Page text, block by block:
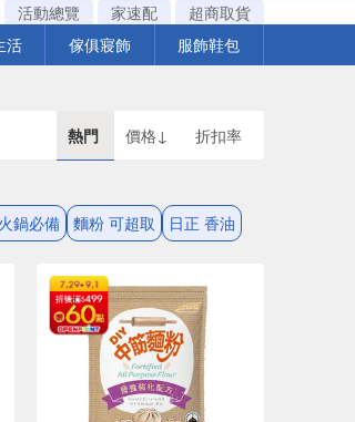
活動總覽 家速配
超商取貨
活 傢俱寢飾 服飾鞋包
熱門 價格↓ 折扣率
鍋必備 麵粉 可超取 日正 香油